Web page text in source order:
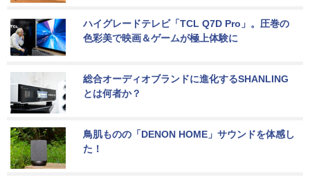
ハイグレードテレビ「TCL Q7D Pro」。圧巻の
色彩美で映画＆ゲームが極上体験に
総合オーディオブランドに進化するSHANLING
とは何者か？
鳥肌ものの「DENON HOME」サウンドを体感し
た！